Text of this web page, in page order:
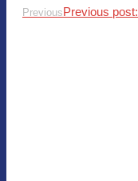
PreviousPrevious post: